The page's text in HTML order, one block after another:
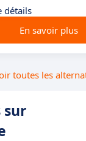
détails
En savoir plus
toutes les
sur